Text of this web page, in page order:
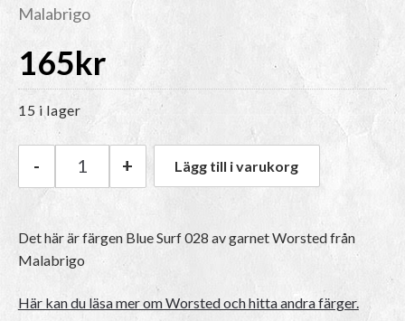
Malabrigo
165kr
15 i lager
Malabrigo Worsted | 028 Blue Surf mängd
- + Lägg till i varukorg
Det här är färgen Blue Surf 028 av garnetWorstedfrån
Malabrigo
Här kan du läsa mer om Worsted och hitta andra färger.